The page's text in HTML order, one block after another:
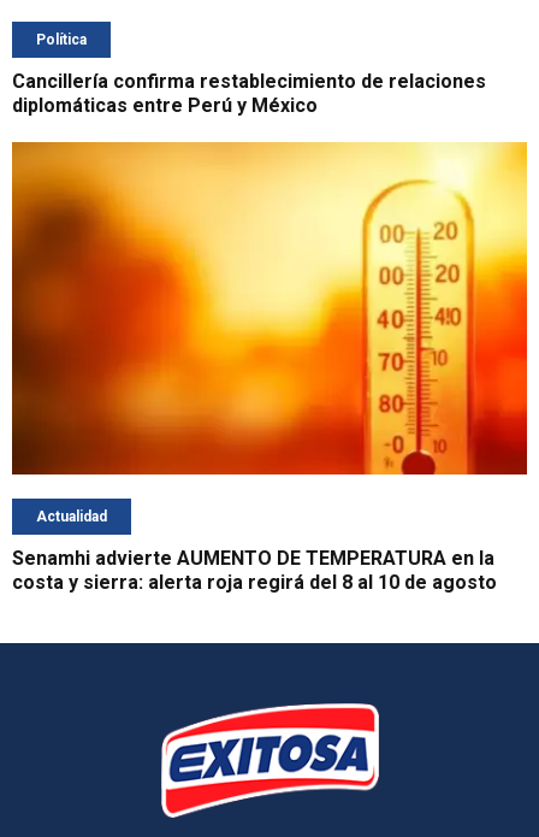
Política
Cancillería confirma restablecimiento de relaciones
diplomáticas entre Perú y México
Actualidad
Senamhi advierte AUMENTO DE TEMPERATURA en la
costa y sierra: alerta roja regirá del 8 al 10 de agosto